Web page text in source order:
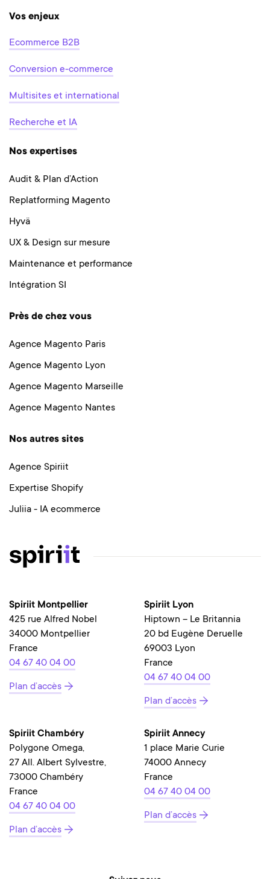
Vos enjeux
Ecommerce B2B
Conversion e-commerce
Multisites et international
Recherche et IA
Nos expertises
Audit & Plan d’Action
Replatforming Magento
Hyvä
UX & Design sur mesure
Maintenance et performance
Intégration SI
Près de chez vous
Agence Magento Paris
Agence Magento Lyon
Agence Magento Marseille
Agence Magento Nantes
Nos autres sites
Agence Spiriit
Expertise Shopify
Juliia - IA ecommerce
Spiriit Montpellier
425 rue Alfred Nobel
34000 Montpellier
France
04 67 40 04 00
Plan d’accès
Spiriit Lyon
Hiptown – Le Britannia
20 bd Eugène Deruelle
69003 Lyon
France
04 67 40 04 00
Plan d’accès
Spiriit Chambéry
Polygone Omega,
27 All. Albert Sylvestre,
73000 Chambéry
France
04 67 40 04 00
Plan d’accès
Spiriit Annecy
1 place Marie Curie
74000 Annecy
France
04 67 40 04 00
Plan d’accès